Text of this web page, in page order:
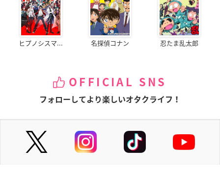
ヒプノシスマ... 名探偵コナン 忍たま乱太郎
OFFICIAL SNS
フォローしてより楽しいオタクライフ！